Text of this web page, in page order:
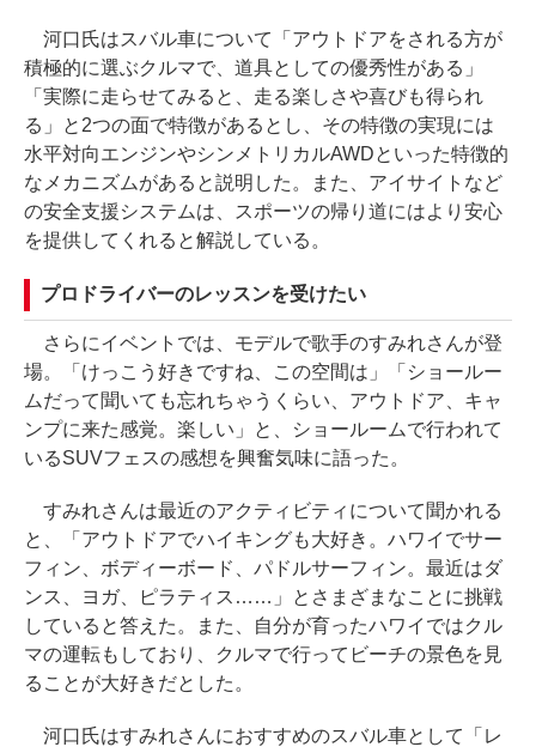
河口氏はスバル車について「アウトドアをされる方が
積極的に選ぶクルマで、道具としての優秀性がある」
「実際に走らせてみると、走る楽しさや喜びも得られ
る」と2つの面で特徴があるとし、その特徴の実現には
水平対向エンジンやシンメトリカルAWDといった特徴的
なメカニズムがあると説明した。また、アイサイトなど
の安全支援システムは、スポーツの帰り道にはより安心
を提供してくれると解説している。
プロドライバーのレッスンを受けたい
さらにイベントでは、モデルで歌手のすみれさんが登
場。「けっこう好きですね、この空間は」「ショールー
ムだって聞いても忘れちゃうくらい、アウトドア、キャ
ンプに来た感覚。楽しい」と、ショールームで行われて
いるSUVフェスの感想を興奮気味に語った。
すみれさんは最近のアクティビティについて聞かれる
と、「アウトドアでハイキングも大好き。ハワイでサー
フィン、ボディーボード、パドルサーフィン。最近はダ
ンス、ヨガ、ピラティス……」とさまざまなことに挑戦
していると答えた。また、自分が育ったハワイではクル
マの運転もしており、クルマで行ってビーチの景色を見
ることが大好きだとした。
河口氏はすみれさんにおすすめのスバル車として「レ